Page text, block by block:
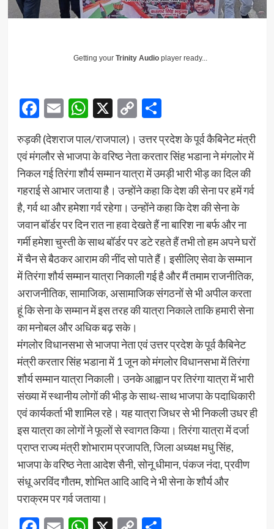
Getting your Trinity Audioplayer ready...
Facebook
EmailWhatsApp
X Copy
Link
Share
रुड़की (देशराज पाल/राजपाल)। उत्तर प्रदेश के पूर्व कैबिनेट मंत्री
एवं मंगलौर से भाजपा के वरिष्ठ नेता करतार सिंह भडाना ने मंगलोर में
निकल गई तिरंगा शौर्य सम्मान यात्रा में उमड़ी भारी भीड़ का दिल की
गहराई से आभार जताया है। उन्होंने कहा कि देश की सेना पर हमें गर्व
है, गर्व था और हमेशा गर्व रहेगा। उन्होंने कहा कि देश की सेना के
जवान बॉर्डर पर दिन रात ना हवा देखते हैं ना बारिश ना बर्फ और ना
गर्मी हमेशा चुस्ती के साथ बॉर्डर पर डटे रहते हैं तभी तो हम अपने घरों
में चैन से बैठकर आराम की नींद सो पाते हैं। इसीलिए सेवा के सम्मान
में तिरंगा शौर्य सम्मान यात्रा निकाली गई है और मैं तमाम राजनीतिक,
अराजनीतिक, सामाजिक, असामाजिक संगठनों से भी अपील करता
हूं कि सेना के सम्मान में इस तरह की यात्रा निकाले ताकि हमारी सेना
का मनोबल और अधिक बढ़ सके।
मंगलोर विधानसभा से भाजपा नेता एवं उत्तर प्रदेश के पूर्व कैबिनेट
मंत्री करतार सिंह भडाना में 1 जून को मंगलोर विधानसभा में तिरंगा
शौर्य सम्मान यात्रा निकाली। उनके आह्वान पर तिरंगा यात्रा में भारी
संख्या में स्थानीय लोगों की भीड़ के साथ-साथ भाजपा के पदाधिकारी
एवं कार्यकर्ता भी शामिल रहे। यह यात्रा जिधर से भी निकली उधर ही
इस यात्रा का लोगों ने फूलों से स्वागत किया। तिरंगा यात्रा में दर्जा
प्राप्त राज्य मंत्री शोभाराम प्रजापति, जिला अध्यक्ष मधु सिंह,
भाजपा के वरिष्ठ नेता आदेश सैनी, सोनू धीमान, पंकज नंदा, प्रवीण
संधू अरविंद गौतम, शोभित आदि आदि ने भी सेना के शौर्य और
पराक्रम पर गर्व जताया।